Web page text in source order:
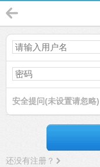
安全提问(未设置请忽略)
还没有注册？